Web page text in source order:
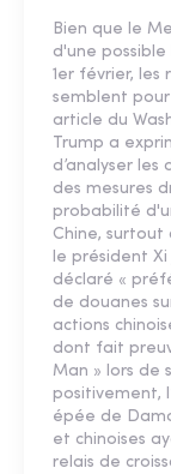
Bien que le
d'une
1er février, les
semblent
article du
Trump a
d’analyser
des mesures
probabilité
Chine, surtout
le président
déclaré «
de douanes
actions
dont fait
Man » lors de
positivement,
épée de
et chinoises
relais de